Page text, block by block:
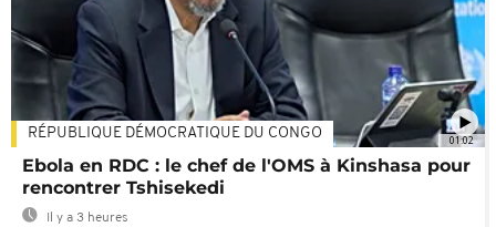
01:02
RÉPUBLIQUE DÉMOCRATIQUE DU CONGO
Ebola en RDC : le chef de l'OMS à Kinshasa pour
rencontrer Tshisekedi
Il y a 3 heures